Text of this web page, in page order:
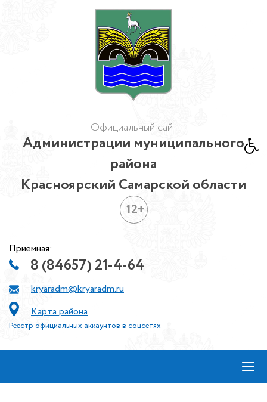
Официальный сайт
Администрации муниципального
района
Красноярский Самарской области
12+
Приемная:
8 (84657) 21-4-64
kryaradm@kryaradm.ru
Карта района
Реестр официальных аккаунтов в соцсетях
≡